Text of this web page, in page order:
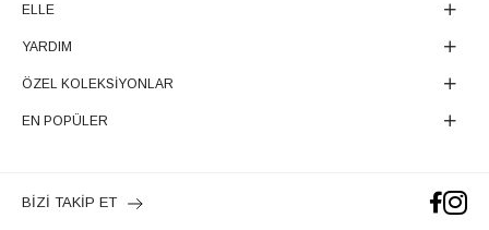
ELLE
YARDIM
ÖZEL KOLEKSİYONLAR
EN POPÜLER
BİZİ TAKİP ET